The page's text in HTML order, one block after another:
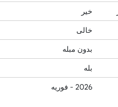
خیر
خالی
بدون مبله
بله
2026 - فوریه